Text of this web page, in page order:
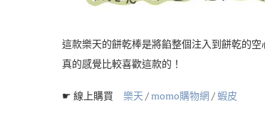
這款樂天的餅乾棒是將餡整個注入到餅乾的
真的感覺比較喜歡這款的！
☛ 線上購買 樂天 /momo購物網 / 蝦皮